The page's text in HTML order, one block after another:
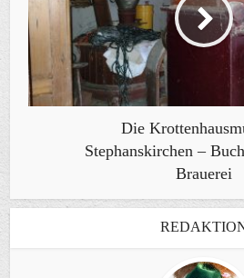
Die
Stephanskirchen –
Brauerei